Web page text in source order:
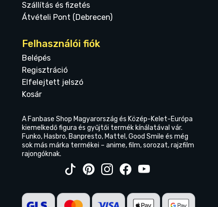
Szállítás és fizetés
Átvételi Pont (Debrecen)
Felhasználói fiók
Belépés
Regisztráció
Elfelejtett jelszó
Kosár
A Fanbase Shop Magyarország és Közép-Kelet-Európa
kiemelkedő figura és gyűjtői termék kínálatával vár.
Funko, Hasbro, Banpresto, Mattel, Good Smile és még
sok más márka termékei – anime, film, sorozat, rajzfilm
rajongóknak.